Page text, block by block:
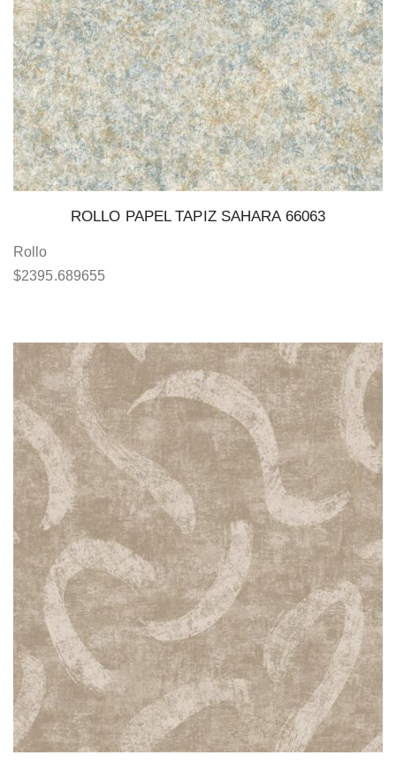
ROLLO PAPEL TAPIZ SAHARA 66063
Rollo
$2395.689655